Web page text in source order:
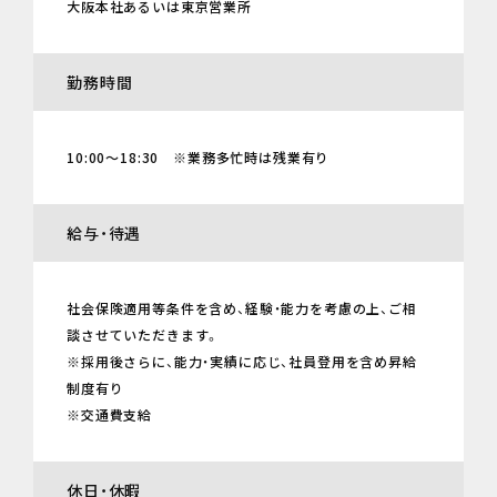
大阪本社あるいは東京営業所
勤務時間
10:00～18:30 ※業務多忙時は残業有り
給与・待遇
社会保険適用等条件を含め、経験・能力を考慮の上、ご相
談させていただきます。
※採用後さらに、能力・実績に応じ、社員登用を含め昇給
制度有り
※交通費支給
休日・休暇